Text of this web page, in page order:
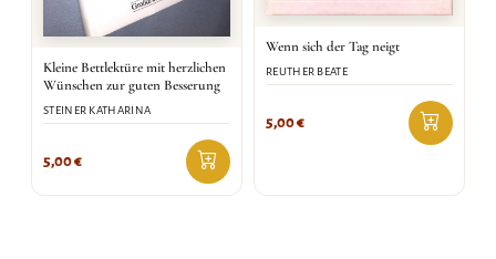
Kleine Bettlektüre mit herzlichen
Wünschen zur guten Besserung
STEINER KATHARINA
5,00€
Wenn sich der Tag neigt
REUTHER BEATE
5,00€